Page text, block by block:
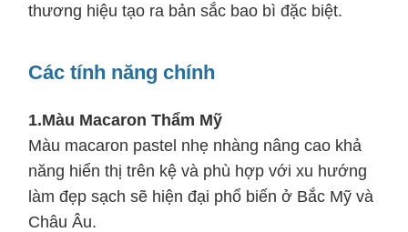
thương hiệu tạo ra bản sắc bao bì đặc biệt.
Các tính năng chính
1.Màu Macaron Thẩm Mỹ
Màu macaron pastel nhẹ nhàng nâng cao khả
năng hiển thị trên kệ và phù hợp với xu hướng
làm đẹp sạch sẽ hiện đại phổ biến ở Bắc Mỹ và
Châu Âu.